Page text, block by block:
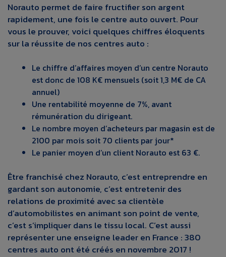
Norauto permet de faire fructifier son argent
rapidement, une fois le centre auto ouvert. Pour
vous le prouver, voici quelques chiffres éloquents
sur la réussite de nos centres auto :
Le chiffre d’affaires moyen d’un centre Norauto
est donc de 108 K€ mensuels (soit 1,3 M€ de CA
annuel)
Une rentabilité moyenne de 7%, avant
rémunération du dirigeant.
Le nombre moyen d’acheteurs par magasin est de
2100 par mois soit 70 clients par jour*
Le panier moyen d’un client Norauto est 63 €.
Être franchisé chez Norauto, c’est entreprendre en
gardant son autonomie, c’est entretenir des
relations de proximité avec sa clientèle
d’automobilistes en animant son point de vente,
c’est s’impliquer dans le tissu local. C’est aussi
représenter une enseigne leader en France : 380
centres auto ont été créés en novembre 2017 !